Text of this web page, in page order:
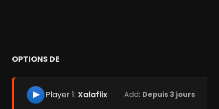
OPTIONS DE
Player 1: Xalaflix Add: Depuis 3 jours